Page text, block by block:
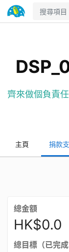
齊來做個負責
主頁 捐款
總金額
HK$0.0
總目標（已完成